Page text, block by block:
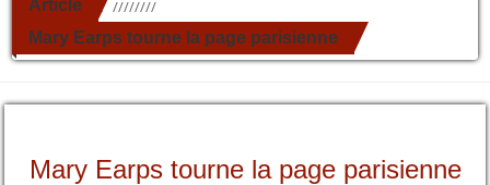
Article //////////
Mary Earps tourne la page parisienne
Mary Earps tourne la page parisienne